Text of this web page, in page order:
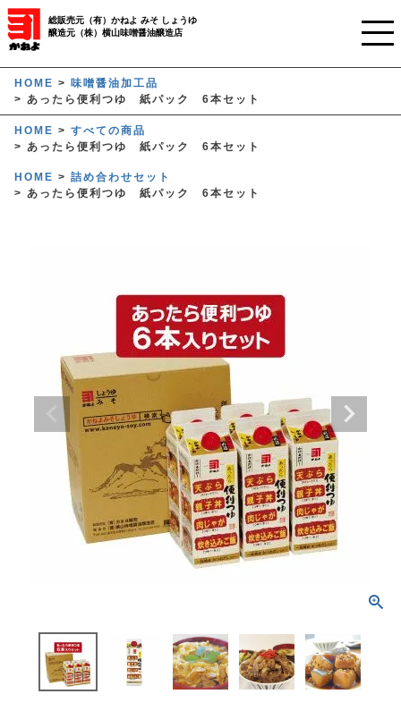
総販売元（有）かねよ みそ しょうゆ
醸造元（株）横山味噌醤油醸造店
マイページ
HOME
味噌醤油加工品
あったら便利つゆ 紙パック 6本セット
HOME
すべての商品
あったら便利つゆ 紙パック 6本セット
HOME
詰め合わせセット
あったら便利つゆ 紙パック 6本セット